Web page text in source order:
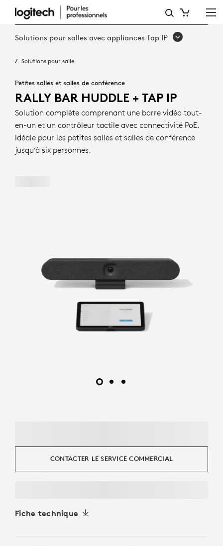
RALLY BAR HUDDLE
Solutions pour salles avec appliances Tap IP
Solutions pour salle
Petites salles et salles de conférence
RALLY BAR HUDDLE + TAP IP
Solution complète comprenant une barre vidéo tout-
en-un et un contrôleur tactile avec connectivité PoE.
Idéale pour les petites salles et salles de conférence
jusqu’à six personnes.
CONTACTER LE SERVICE COMMERCIAL
Fiche technique